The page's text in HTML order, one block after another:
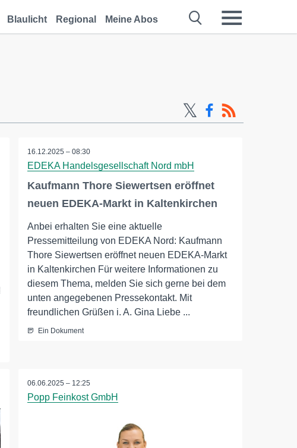
Blaulicht Regional Meine Abos
16.12.2025 – 08:30
EDEKA Handelsgesellschaft Nord mbH
Kaufmann Thore Siewertsen eröffnet
neuen EDEKA-Markt in Kaltenkirchen
Anbei erhalten Sie eine aktuelle
Pressemitteilung von EDEKA Nord: Kaufmann
Thore Siewertsen eröffnet neuen EDEKA-Markt
in Kaltenkirchen Für weitere Informationen zu
diesem Thema, melden Sie sich gerne bei dem
unten angegebenen Pressekontakt. Mit
freundlichen Grüßen i. A. Gina Liebe ...
Ein Dokument
06.06.2025 – 12:25
Popp Feinkost GmbH